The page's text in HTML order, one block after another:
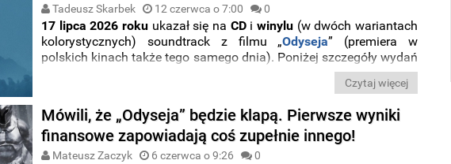
Tadeusz Skarbek 12 czerwca o 7:00 0
17 lipca 2026 roku ukazał się na CDiwinylu (w dwóch wariantach
kolorystycznych) soundtrack z filmu „Odyseja” (premiera w
polskich kinach także tego samego dnia). Poniżej szczegóły wydań
Czytaj więcej
Mówili, że „Odyseja” będzie klapą. Pierwsze wyniki
finansowe zapowiadają coś zupełnie innego!
Mateusz Zaczyk 6 czerwca o 9:26 0